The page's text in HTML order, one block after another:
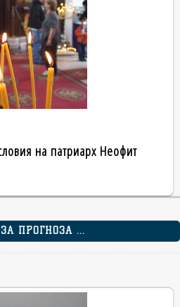
на патриарх Неофит
ПРОГНОЗА ...